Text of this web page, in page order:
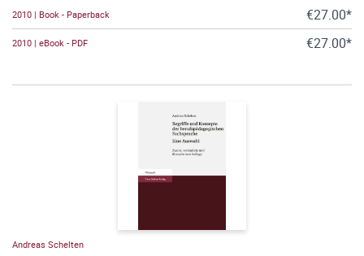
2010 | Book - Paperback €27.00*
2010 | eBook - PDF €27.00*
Andreas Schelten